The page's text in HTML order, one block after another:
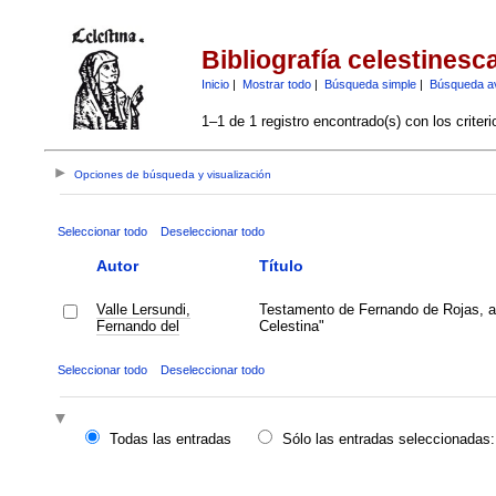
Bibliografía
Inicio| Mostrar todo| Búsqueda simple| Búsqueda
1–1 de 1 registro encontrado(s) con los
Opciones de búsqueda y visualización
Seleccionar todo Deseleccionar todo
Autor Título
Valle Lersundi,
Fernando del
Testamento de Fernando de Rojas,
Celestina"
Seleccionar todo Deseleccionar todo
Todas las entradas
Sólo las entradas seleccionadas: